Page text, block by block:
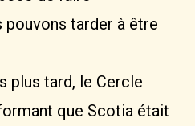
pouvons tarder à être
plus tard, le Cercle
que Scotia était